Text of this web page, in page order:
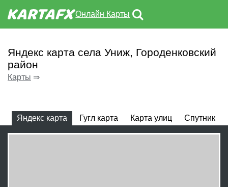
Онлайн Карты
Яндекс карта села Униж, Городенковский
район
Карты ⇒
Яндекс карта Гугл карта Карта улиц Спутник